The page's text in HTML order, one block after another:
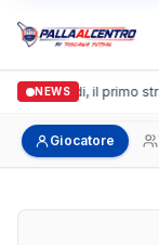
NEWS
Casalguidi, il primo
Giocatore